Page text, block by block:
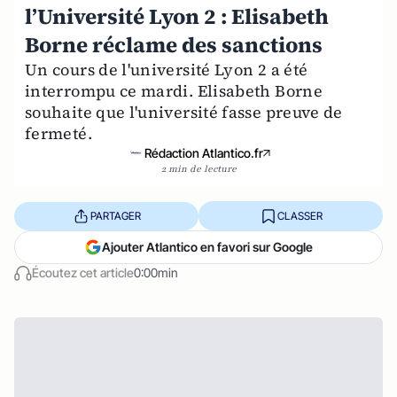
l’Université Lyon 2 : Elisabeth
Borne réclame des sanctions
Un cours de l'université Lyon 2 a été
interrompu ce mardi. Elisabeth Borne
souhaite que l'université fasse preuve de
fermeté.
Rédaction Atlantico.fr
2 min de lecture
Écoutez cet article0:00min
PARTAGER CLASSER
Ajouter Atlantico en favori sur Google